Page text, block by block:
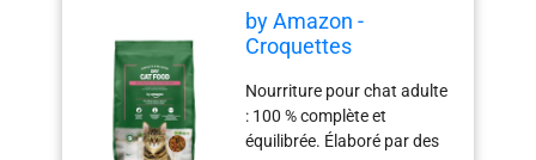
by Amazon -
Croquettes
adultes au saumon,
thon et légumes, 1 lot
de 3kg
Nourriture pour chat adulte
: 100 % complète et
équilibrée. Élaboré par des